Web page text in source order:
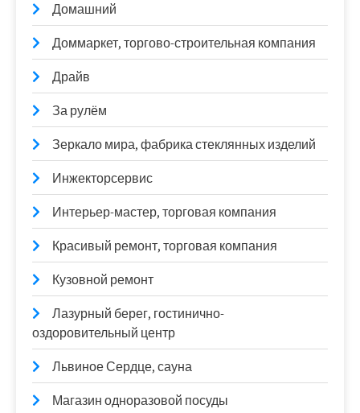
Домашний
Доммаркет, торгово-строительная компания
Драйв
За рулём
Зеркало мира, фабрика стеклянных изделий
Инжекторсервис
Интерьер-мастер, торговая компания
Красивый ремонт, торговая компания
Кузовной ремонт
Лазурный берег, гостинично-
оздоровительный центр
Львиное Сердце, сауна
Магазин одноразовой посуды